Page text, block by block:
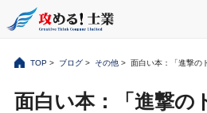
TOP> ブログ> その他> 面白い本：「進撃の
面白い本：「進撃の